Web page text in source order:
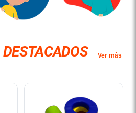
DESTACADOS Ver más